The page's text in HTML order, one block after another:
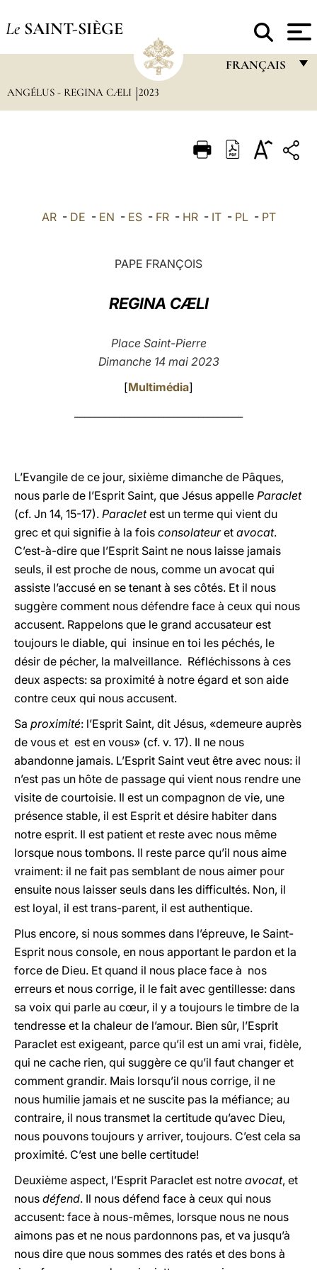
Le SAINT-SIÈGE
FRANÇAIS
ITALIANO
ANGÉLUS - REGINA CÆLI 2023
AR- DE - EN - ES- FR- HR- IT- PL- PT
PAPE FRANÇOIS
REGINA CÆLI
Place Saint-Pierre
Dimanche 14 mai 2023
[Multimédia]
L’Evangile de ce jour, sixième dimanche de Pâques,
nous parle de l’Esprit Saint, que Jésus appelle Paraclet
(cf. Jn 14, 15-17). Paracletest un terme qui vient du
grec et qui signifie à la fois consolateuret avocat.
C’est-à-dire que l’Esprit Saint ne nous laisse jamais
seuls, il est proche de nous, comme un avocat qui
assiste l’accusé en se tenant à ses côtés. Et il nous
suggère comment nous défendre face à ceux qui nous
accusent. Rappelons que le grand accusateur est
toujours le diable, qui insinue en toi les péchés, le
désir de pécher, la malveillance. Réfléchissons à ces
deux aspects: sa proximité à notre égard et son aide
contre ceux qui nous accusent.
Sa proximité: l’Esprit Saint, dit Jésus, «demeure auprès
de vous et est en vous» (cf. v. 17). Il ne nous
abandonne jamais. L’Esprit Saint veut être avec nous: il
n’est pas un hôte de passage qui vient nous rendre une
visite de courtoisie. Il est un compagnon de vie, une
présence stable, il est Esprit et désire habiter dans
notre esprit. Il est patient et reste avec nous même
lorsque nous tombons. Il reste parce qu’il nous aime
vraiment: il ne fait pas semblant de nous aimer pour
ensuite nous laisser seuls dans les difficultés. Non, il
est loyal, il est trans-parent, il est authentique.
Plus encore, si nous sommes dans l’épreuve, le Saint-
Esprit nous console, en nous apportant le pardon et la
force de Dieu. Et quand il nous place face à nos
erreurs et nous corrige, il le fait avec gentillesse: dans
sa voix qui parle au cœur, il y a toujours le timbre de la
tendresse et la chaleur de l’amour. Bien sûr, l’Esprit
Paraclet est exigeant, parce qu’il est un ami vrai, fidèle,
qui ne cache rien, qui suggère ce qu’il faut changer et
comment grandir. Mais lorsqu’il nous corrige, il ne
nous humilie jamais et ne suscite pas la méfiance; au
contraire, il nous transmet la certitude qu’avec Dieu,
nous pouvons toujours y arriver, toujours. C’est cela sa
proximité. C’est une belle certitude!
Deuxième aspect, l’Esprit Paraclet est notre avocat, et
nous défend. Il nous défend face à ceux qui nous
accusent: face à nous-mêmes, lorsque nous ne nous
aimons pas et ne nous pardonnons pas, et va jusqu’à
nous dire que nous sommes des ratés et des bons à